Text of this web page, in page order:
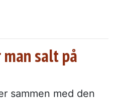
salt på
sammen med den